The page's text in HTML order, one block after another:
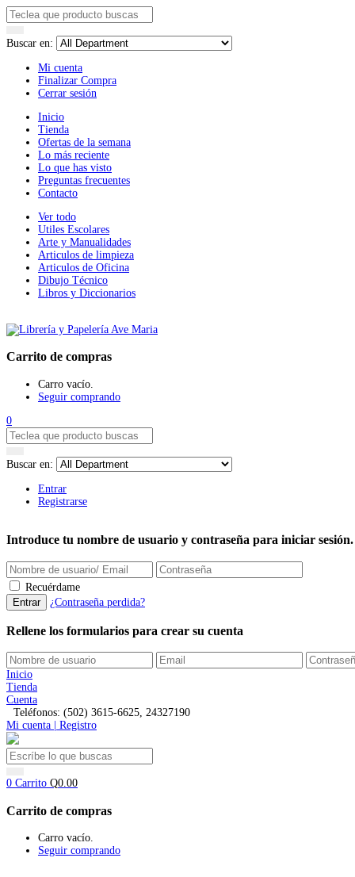
Buscar en:
Mi cuenta
Finalizar Compra
Cerrar sesión
Inicio
Tienda
Ofertas de la semana
Lo más reciente
Lo que has visto
Preguntas frecuentes
Contacto
Ver todo
Utiles Escolares
Arte y Manualidades
Articulos de limpieza
Articulos de Oficina
Dibujo Técnico
Libros y Diccionarios
Carrito de compras
Carro vacío.
Seguir comprando
0
Buscar en:
Entrar
Registrarse
Introduce tu nombre de usuario y contraseña para iniciar sesión.
Recuérdame
¿Contraseña perdida?
Rellene los formularios para crear su cuenta
Inicio
Tienda
Cuenta
Teléfonos: (502) 3615-6625, 24327190
Mi cuenta | Registro
0 Carrito Q0.00
Carrito de compras
Carro vacío.
Seguir comprando